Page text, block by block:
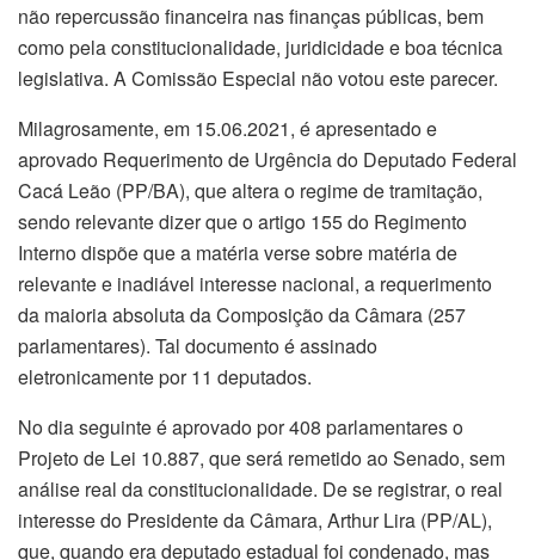
não repercussão financeira nas finanças públicas, bem
como pela constitucionalidade, juridicidade e boa técnica
legislativa. A Comissão Especial não votou este parecer.
Milagrosamente, em 15.06.2021, é apresentado e
aprovado Requerimento de Urgência do Deputado Federal
Cacá Leão (PP/BA), que altera o regime de tramitação,
sendo relevante dizer que o artigo 155 do Regimento
Interno dispõe que a matéria verse sobre matéria de
relevante e inadiável interesse nacional, a requerimento
da maioria absoluta da Composição da Câmara (257
parlamentares). Tal documento é assinado
eletronicamente por 11 deputados.
No dia seguinte é aprovado por 408 parlamentares o
Projeto de Lei 10.887, que será remetido ao Senado, sem
análise real da constitucionalidade. De se registrar, o real
interesse do Presidente da Câmara, Arthur Lira (PP/AL),
que, quando era deputado estadual foi condenado, mas